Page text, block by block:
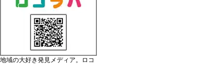
地域の大好き発見メディア。ロコ